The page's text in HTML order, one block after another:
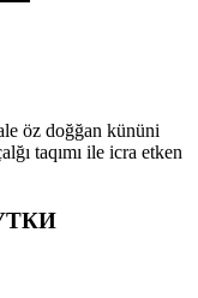
öz doğğan kününi
taqımı ile icra etken